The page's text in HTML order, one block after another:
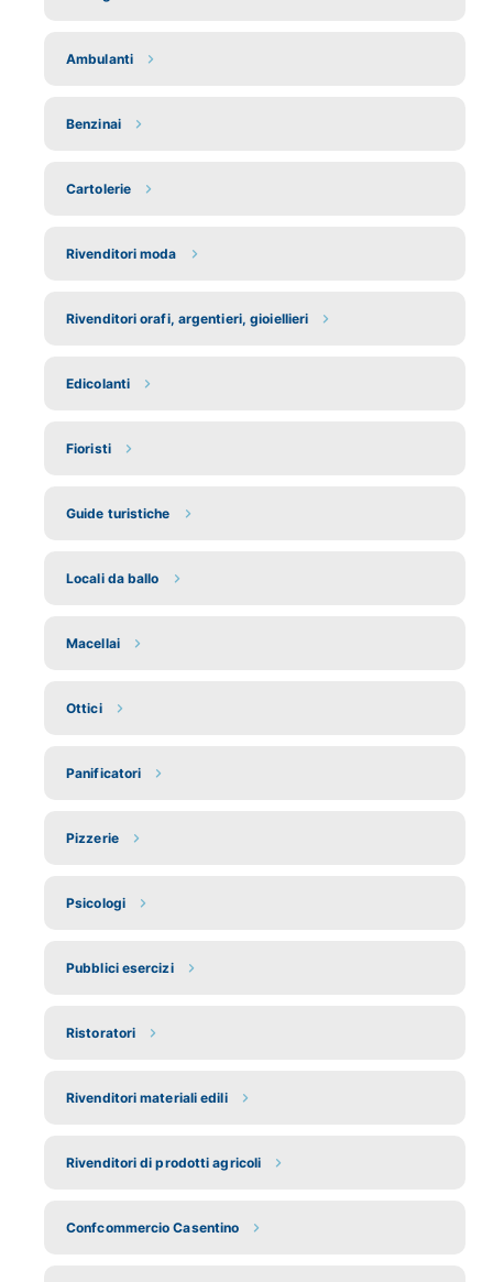
Ambulanti
Benzinai
Cartolerie
Rivenditori moda
Rivenditori orafi, argentieri, gioiellieri
Edicolanti
Fioristi
Guide turistiche
Locali da ballo
Macellai
Ottici
Panificatori
Pizzerie
Psicologi
Pubblici esercizi
Ristoratori
Rivenditori materiali edili
Rivenditori di prodotti agricoli
Confcommercio Casentino